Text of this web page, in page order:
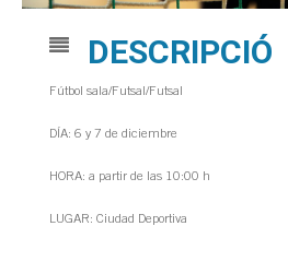
DESCRIPCIÓ
Fútbol sala/Futsal/Futsal
DÍA: 6 y 7 de diciembre
HORA: a partir de las 10:00 h
LUGAR: Ciudad Deportiva